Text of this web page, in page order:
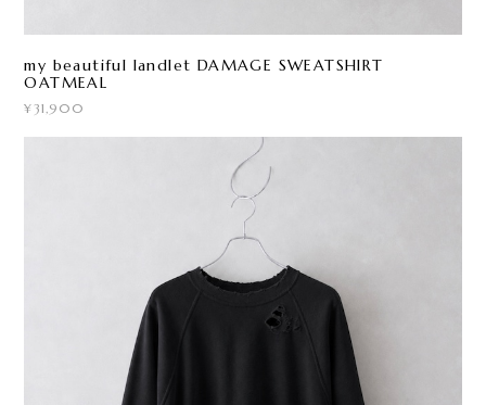
my beautiful landlet DAMAGE SWEATSHIRT
OATMEAL
¥31,900